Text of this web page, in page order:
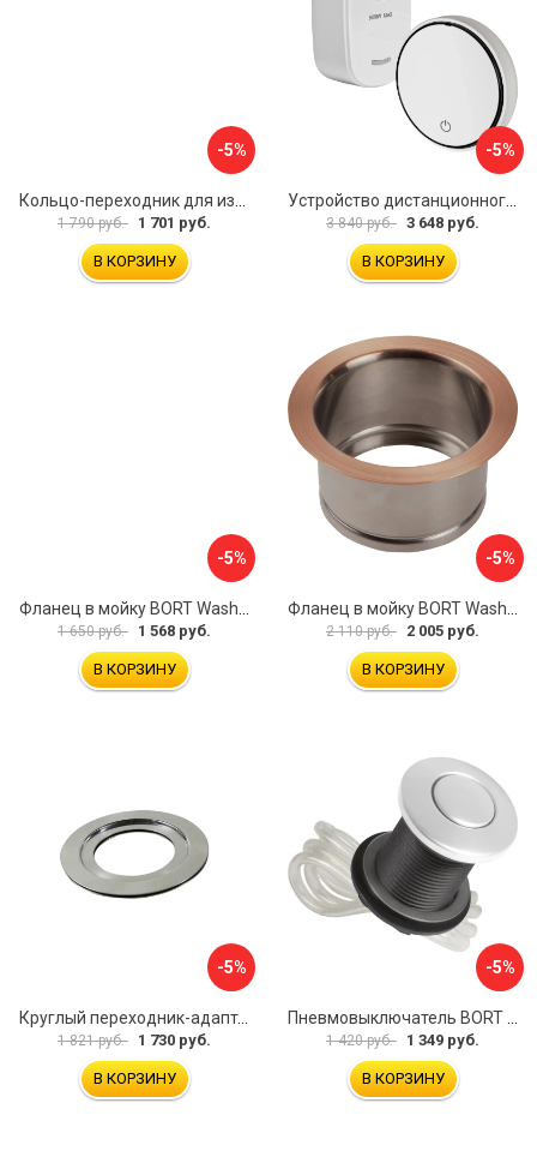
-5%
1 790 руб. 1 701 руб.
В КОРЗИНУ
-5%
3 840 руб. 3 648 руб.
В КОРЗИНУ
-5%
Фланец в мойку BORT Washing flange FS60
1 650 руб. 1 568 руб.
В КОРЗИНУ
-5%
Фланец в мойку BORT Washing flange FB60 93412185
2 110 руб. 2 005 руб.
В КОРЗИНУ
-5%
Круглый переходник-адаптер для измельчителя Oulin 1
1 821 руб. 1 730 руб.
В КОРЗИНУ
-5%
1 420 руб. 1 349 руб.
В КОРЗИНУ